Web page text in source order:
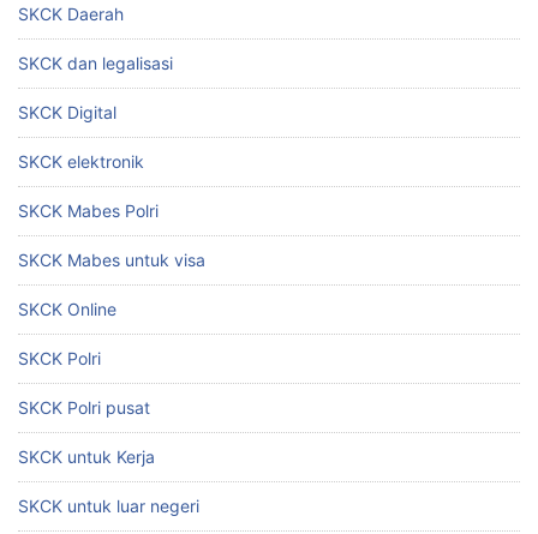
SKCK Daerah
SKCK dan legalisasi
SKCK Digital
SKCK elektronik
SKCK Mabes Polri
SKCK Mabes untuk visa
SKCK Online
SKCK Polri
SKCK Polri pusat
SKCK untuk Kerja
SKCK untuk luar negeri